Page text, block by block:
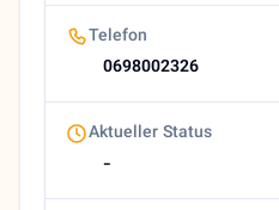
Telefon
0698002326
Aktueller Status
-